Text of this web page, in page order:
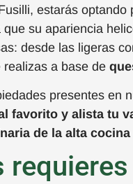
, estarás optando
que su apariencia
: desde las ligeras
realizas a base de
presentes en
favorito y alista tu
de la alta